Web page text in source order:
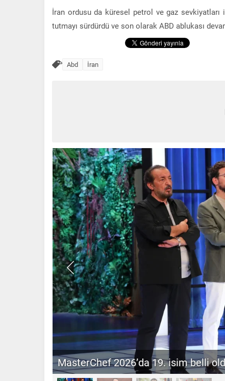
İran ordusu da küresel petrol ve gaz sevkiyatları
tutmayı sürdürdü ve son olarak ABD ablukası
Abd İran
Adalet Bakanı Gürlek’ten internet